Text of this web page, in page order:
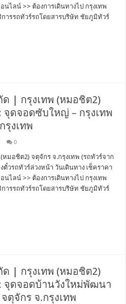
ไลน์ >> ต้องการเดินทางไป กรุงเทพ
ารรถทัวร์รถโดยสารบริษัท ชัยภูมิทัวร์
| กรุงเทพ (หมอชิต2)
จุดจอดซับใหญ่ – กรุงเทพ
รุงเทพ
0
มอชิต2) จตุจักร จ.กรุงเทพ (รถทัวร์จาก
ตั๋วรถทัวร์ล่วงหน้า วันเดินทาง เช็คราคา
ไลน์ >> ต้องการเดินทางไป กรุงเทพ
ารรถทัวร์รถโดยสารบริษัท ชัยภูมิทัวร์
| กรุงเทพ (หมอชิต2)
จุดจอดบ้านวังใหม่พัฒนา
ตุจักร จ.กรุงเทพ